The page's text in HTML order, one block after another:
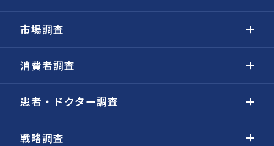
市場調査
消費者調査
患者・ドクター調査
戦略調査